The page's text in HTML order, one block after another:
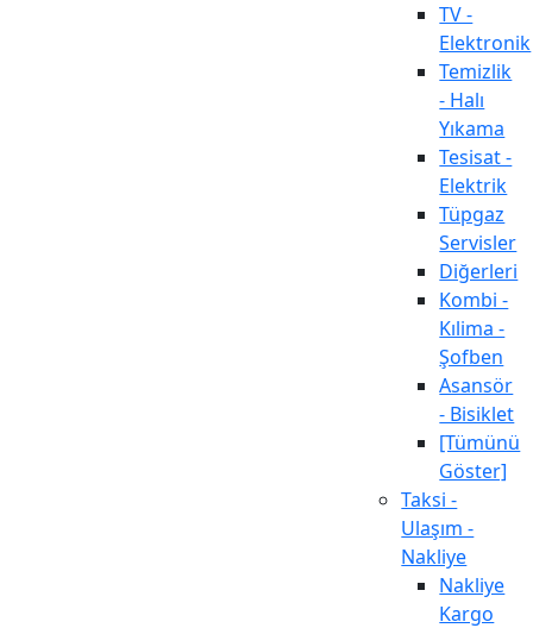
TV -
Elektronik
Temizlik
- Halı
Yıkama
Tesisat -
Elektrik
Tüpgaz
Servisler
Diğerleri
Kombi -
Kılima -
Şofben
Asansör
- Bisiklet
[Tümünü
Göster]
Taksi -
Ulaşım -
Nakliye
Nakliye
Kargo